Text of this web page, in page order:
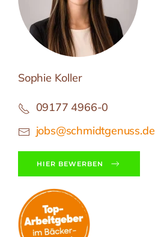
Sophie Koller
09177 4966-0
jobs@schmidtgenuss.de
HIER BEWERBEN